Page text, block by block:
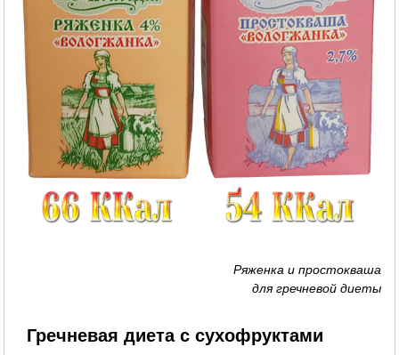
Ряженка и простокваша
для гречневой диеты
Гречневая диета с сухофруктами